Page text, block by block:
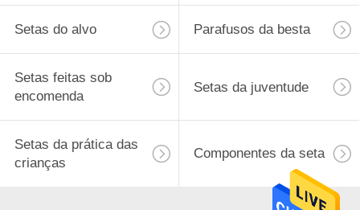
PEÇA
CITAÇÕES
MAPA
DO
Setas do alvo Parafusos da besta
Setas feitas sob
encomenda
Setas da juventude
Setas da prática das
crianças
Componentes da seta